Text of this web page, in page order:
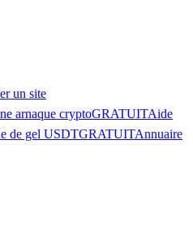
un site
arnaque cryptoGRATUITAide
de gel USDTGRATUITAnnuaire